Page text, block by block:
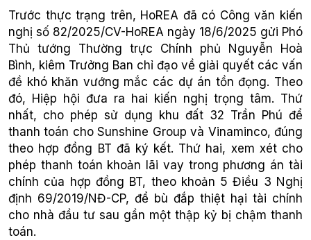
Trước thực trạng trên, HoREA đã có Công văn kiến
nghị số 82/2025/CV-HoREA ngày 18/6/2025 gửi Phó
Thủ tướng Thường trực Chính phủ Nguyễn Hoà
Bình, kiêm Trưởng Ban chỉ đạo về giải quyết các vấn
đề khó khăn vướng mắc các dự án tồn đọng. Theo
đó, Hiệp hội đưa ra hai kiến nghị trọng tâm. Thứ
nhất, cho phép sử dụng khu đất 32 Trần Phú để
thanh toán cho Sunshine Group và Vinaminco, đúng
theo hợp đồng BT đã ký kết. Thứ hai, xem xét cho
phép thanh toán khoản lãi vay trong phương án tài
chính của hợp đồng BT, theo khoản 5 Điều 3 Nghị
định 69/2019/NĐ-CP, để bù đắp thiệt hại tài chính
cho nhà đầu tư sau gần một thập kỷ bị chậm thanh
toán.